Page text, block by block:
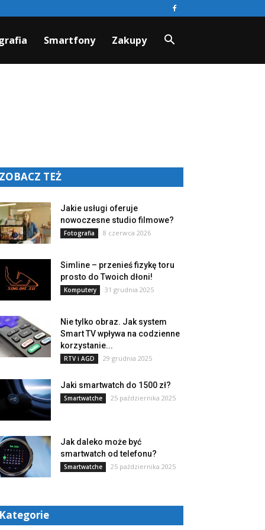
Smartfony Zakupy
ZOBACZ TEŻ
Jakie usługi oferuje
nowoczesne studio filmowe?
Fotografia 8 czerwca 2026
Simline – przenieś fizykę toru
prosto do Twoich dłoni!
Komputery 31 grudnia 2025
Nie tylko obraz. Jak system
Smart TV wpływa na codzienne
korzystanie...
RTV i AGD 29 grudnia 2025
Jaki smartwatch do 1500 zł?
Smartwatche 25 października 2025
Jak daleko może być
smartwatch od telefonu?
Smartwatche 25 października 2025
Kategorie